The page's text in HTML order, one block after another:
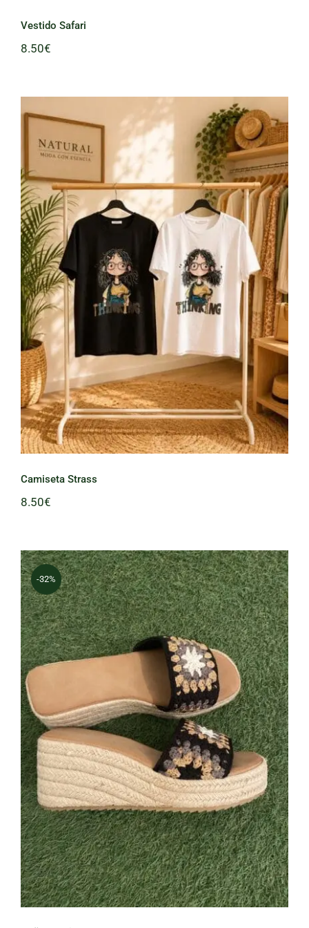
Vestido Safari
8.50€
Camiseta Strass
Camiseta Strass
8.50€
-32%
Cuña Crochet